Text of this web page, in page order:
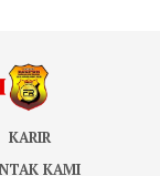
KARIR
KAMI